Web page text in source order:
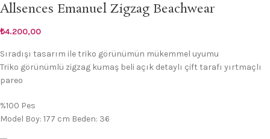
Allsences Emanuel Zigzag Beachwear
₺4.200,00
Sıradışı tasarım ile triko görünümün mükemmel uyumu
Triko görünümlü zigzag kumaş beli açık detaylı çift tarafı yırtmaçlı
pareo
%100 Pes
Model Boy: 177 cm Beden: 36